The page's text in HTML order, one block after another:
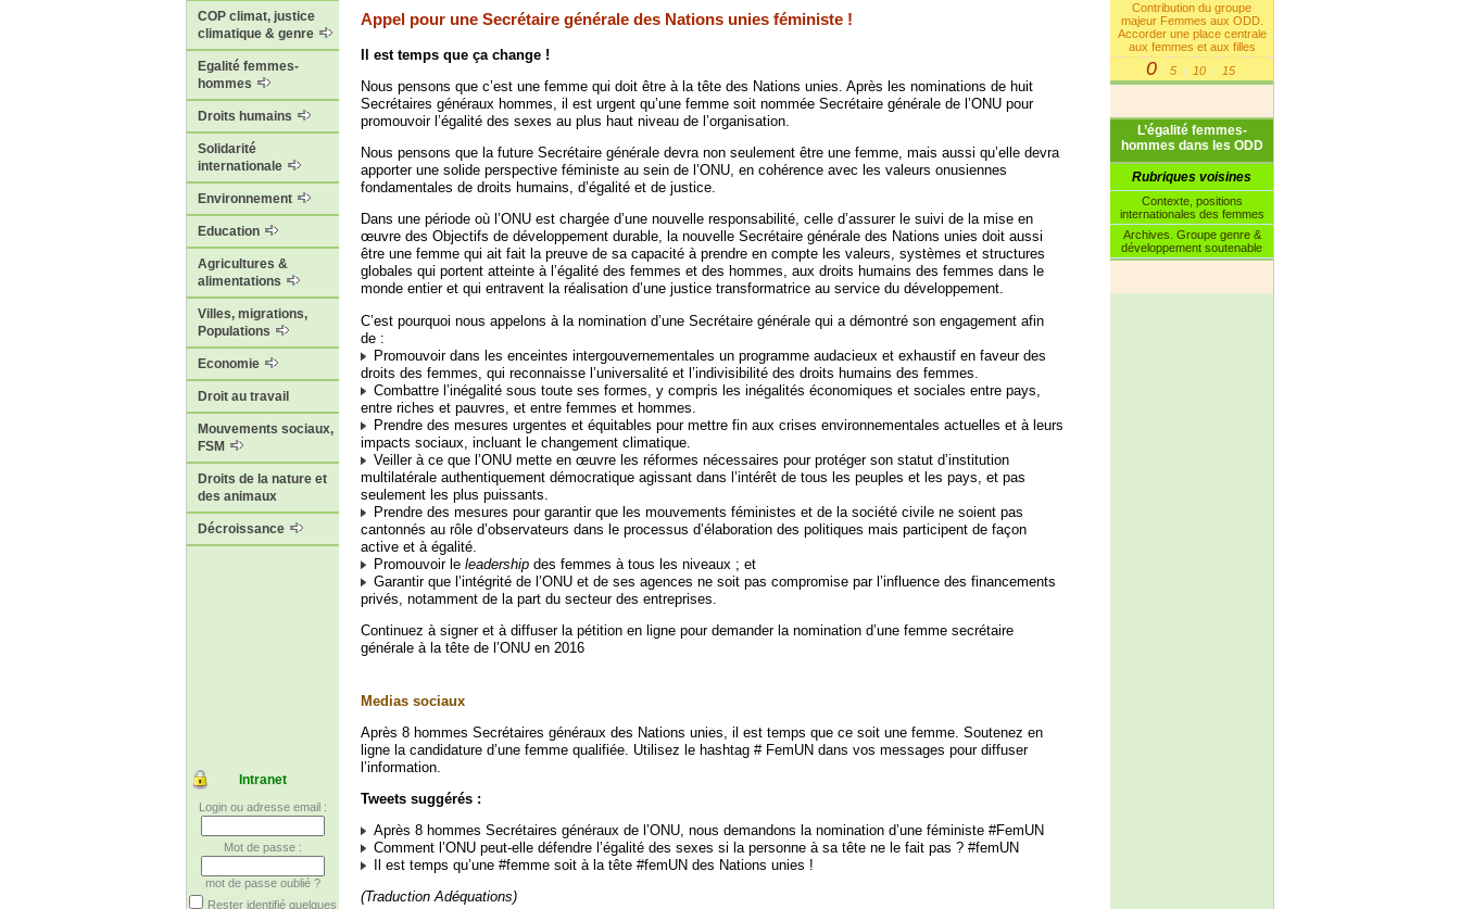
COP climat, justice
climatique & genre
Egalité femmes-
hommes
Droits humains
Solidarité
internationale
Environnement
Education
Agricultures &
alimentations
Villes, migrations,
Populations
Economie
Droit au travail
Mouvements sociaux,
FSM
Droits de la nature et
des animaux
Décroissance
Intranet
Login ou adresse email :
Mot de passe :
mot de passe oublié ?
Rester identifié quelques
Contribution du groupe
majeur Femmes aux ODD.
Accorder une place centrale
aux femmes et aux filles
0| 5 | 10 | 15
L’égalité femmes-
hommes dans les ODD
Rubriques voisines
Contexte, positions
internationales des femmes
Archives. Groupe genre &
développement soutenable
Appel pour une Secrétaire générale des Nations unies féministe !
Il est temps que ça change !
Nous pensons que c’est une femme qui doit être à la tête des Nations unies. Après les nominations de huit
Secrétaires généraux hommes, il est urgent qu’une femme soit nommée Secrétaire générale de l’ONU pour
promouvoir l’égalité des sexes au plus haut niveau de l’organisation.
Nous pensons que la future Secrétaire générale devra non seulement être une femme, mais aussi qu’elle devra
apporter une solide perspective féministe au sein de l’ONU, en cohérence avec les valeurs onusiennes
fondamentales de droits humains, d’égalité et de justice.
Dans une période où l’ONU est chargée d’une nouvelle responsabilité, celle d’assurer le suivi de la mise en
œuvre des Objectifs de développement durable, la nouvelle Secrétaire générale des Nations unies doit aussi
être une femme qui ait fait la preuve de sa capacité à prendre en compte les valeurs, systèmes et structures
globales qui portent atteinte à l’égalité des femmes et des hommes, aux droits humains des femmes dans le
monde entier et qui entravent la réalisation d’une justice transformatrice au service du développement.
C’est pourquoi nous appelons à la nomination d’une Secrétaire générale qui a démontré son engagement afin
de :
Promouvoir dans les enceintes intergouvernementales un programme audacieux et exhaustif en faveur des
droits des femmes, qui reconnaisse l’universalité et l’indivisibilité des droits humains des femmes.
Combattre l’inégalité sous toute ses formes, y compris les inégalités économiques et sociales entre pays,
entre riches et pauvres, et entre femmes et hommes.
Prendre des mesures urgentes et équitables pour mettre fin aux crises environnementales actuelles et à leurs
impacts sociaux, incluant le changement climatique.
Veiller à ce que l’ONU mette en œuvre les réformes nécessaires pour protéger son statut d’institution
multilatérale authentiquement démocratique agissant dans l’intérêt de tous les peuples et les pays, et pas
seulement les plus puissants.
Prendre des mesures pour garantir que les mouvements féministes et de la société civile ne soient pas
cantonnés au rôle d’observateurs dans le processus d’élaboration des politiques mais participent de façon
active et à égalité.
Promouvoir le leadership des femmes à tous les niveaux ; et
Garantir que l’intégrité de l’ONU et de ses agences ne soit pas compromise par l’influence des financements
privés, notamment de la part du secteur des entreprises.
Continuez à signer et à diffuser la pétition en ligne pour demander la nomination d’une femme secrétaire
générale à la tête de l’ONU en 2016
Medias sociaux
Après 8 hommes Secrétaires généraux des Nations unies, il est temps que ce soit une femme. Soutenez en
ligne la candidature d’une femme qualifiée. Utilisez le hashtag # FemUN dans vos messages pour diffuser
l’information.
Tweets suggérés :
Après 8 hommes Secrétaires généraux de l’ONU, nous demandons la nomination d’une féministe #FemUN
Comment l’ONU peut-elle défendre l’égalité des sexes si la personne à sa tête ne le fait pas ? #femUN
Il est temps qu’une #femme soit à la tête #femUN des Nations unies !
(Traduction Adéquations)